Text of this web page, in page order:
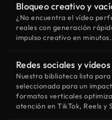
Bloqueo creativo y
¿No encuentra el vídeo
reales con generación
impulso creativo en minutos.
Redes sociales y
Nuestra biblioteca lista
seleccionada para un
formatos verticales
atención en TikTok, Reels y